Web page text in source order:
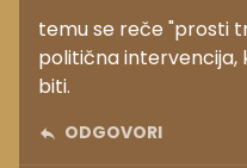
temu se reče "prosti
politična intervencija,
biti.
ODGOVORI